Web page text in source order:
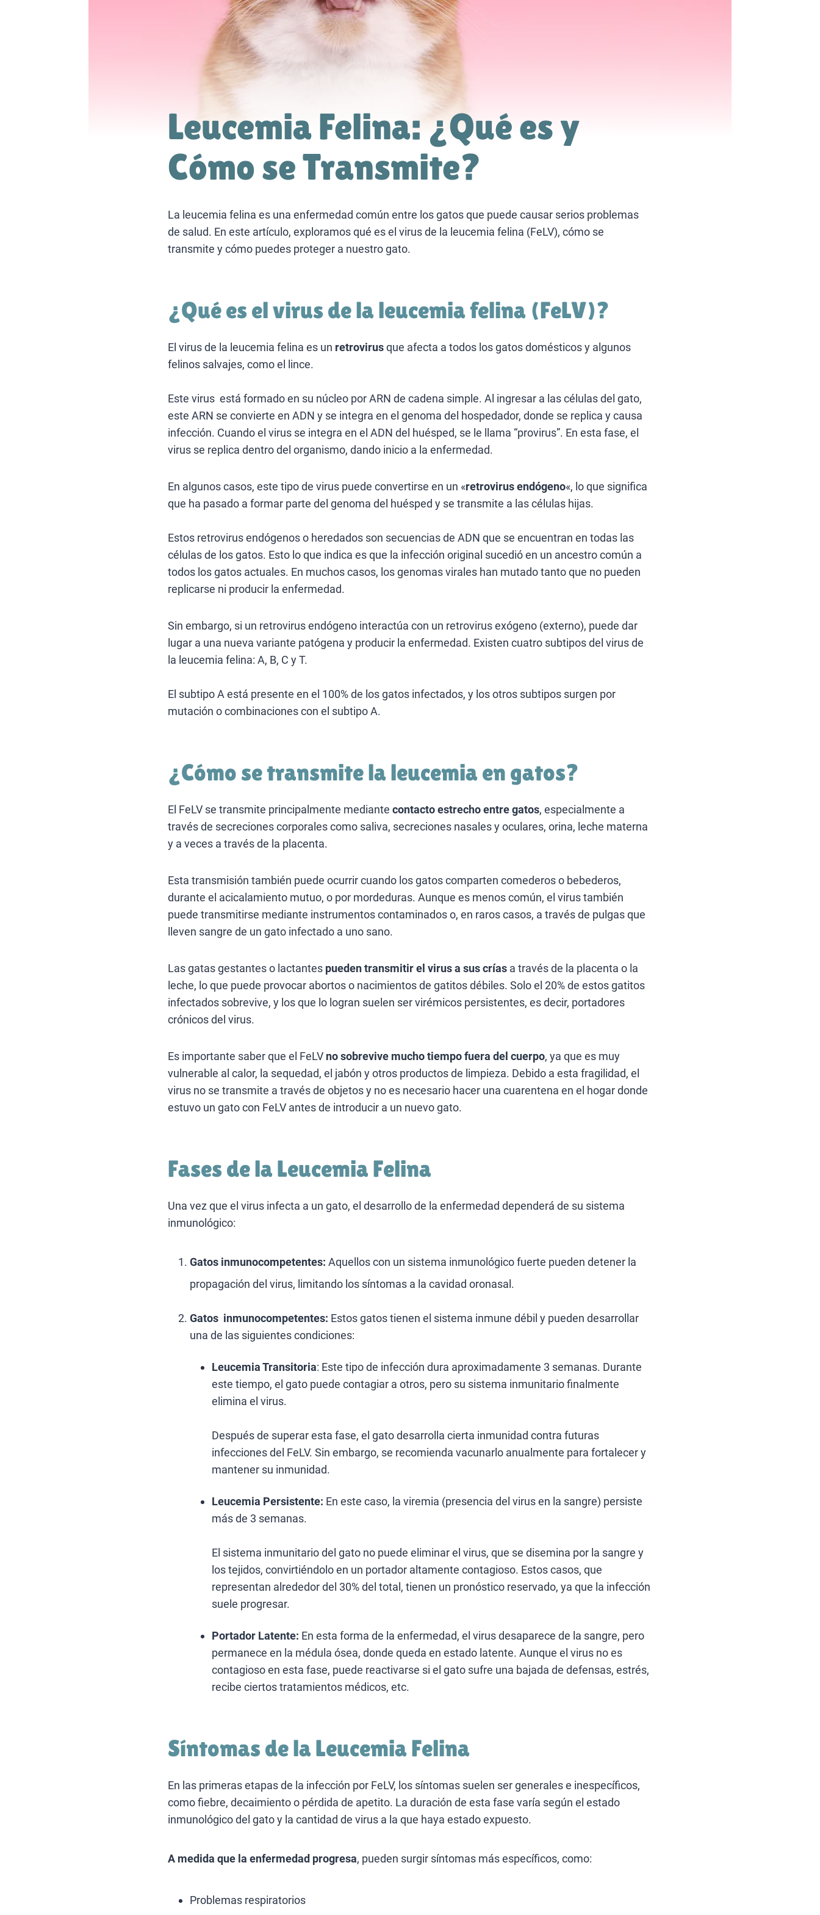
Leucemia Felina: ¿Qué es y
Cómo se Transmite?
La leucemia felina es una enfermedad común entre los gatos que puede causar serios problemas
de salud. En este artículo, exploramos qué es el virus de la leucemia felina (FeLV), cómo se
transmite y cómo puedes proteger a nuestro gato.
¿Qué es el virus de la leucemia felina (FeLV)?
El virus de la leucemia felina es un retrovirusque afecta a todos los gatos domésticos y algunos
felinos salvajes, como el lince.
Este virus está formado en su núcleo por ARN de cadena simple. Al ingresar a las células del gato,
este ARN se convierte en ADN y se integra en el genoma del hospedador, donde se replica y causa
infección. Cuando el virus se integra en el ADN del huésped, se le llama “provirus”. En esta fase, el
virus se replica dentro del organismo, dando inicio a la enfermedad.
En algunos casos, este tipo de virus puede convertirse en un «retrovirus endógeno«, lo que significa
que ha pasado a formar parte del genoma del huésped y se transmite a las células hijas.
Estos retrovirus endógenos o heredados son secuencias de ADN que se encuentran en todas las
células de los gatos. Esto lo que indica es que la infección original sucedió en un ancestro común a
todos los gatos actuales. En muchos casos, los genomas virales han mutado tanto que no pueden
replicarse ni producir la enfermedad.
Sin embargo, si un retrovirus endógeno interactúa con un retrovirus exógeno (externo), puede dar
lugar a una nueva variante patógena y producir la enfermedad. Existen cuatro subtipos del virus de
la leucemia felina: A, B, C y T.
El subtipo A está presente en el 100% de los gatos infectados, y los otros subtipos surgen por
mutación o combinaciones con el subtipo A.
¿Cómo se transmite la leucemia en gatos?
El FeLV se transmite principalmente mediante contacto estrecho entre gatos, especialmente a
través de secreciones corporales como saliva, secreciones nasales y oculares, orina, leche materna
y a veces a través de la placenta.
Esta transmisión también puede ocurrir cuando los gatos comparten comederos o bebederos,
durante el acicalamiento mutuo, o por mordeduras. Aunque es menos común, el virus también
puede transmitirse mediante instrumentos contaminados o, en raros casos, a través de pulgas que
lleven sangre de un gato infectado a uno sano.
Las gatas gestantes o lactantes pueden transmitir el virus a sus crías a través de la placenta o la
leche, lo que puede provocar abortos o nacimientos de gatitos débiles. Solo el 20% de estos gatitos
infectados sobrevive, y los que lo logran suelen ser virémicos persistentes, es decir, portadores
crónicos del virus.
Es importante saber que el FeLV no sobrevive mucho tiempo fuera del cuerpo, ya que es muy
vulnerable al calor, la sequedad, el jabón y otros productos de limpieza. Debido a esta fragilidad, el
virus no se transmite a través de objetos y no es necesario hacer una cuarentena en el hogar donde
estuvo un gato con FeLV antes de introducir a un nuevo gato.
Fases de la Leucemia Felina
Una vez que el virus infecta a un gato, el desarrollo de la enfermedad dependerá de su sistema
inmunológico:
Gatos inmunocompetentes: Aquellos con un sistema inmunológico fuerte pueden detener la
propagación del virus, limitando los síntomas a la cavidad oronasal.
Gatos inmunocompetentes: Estos gatos tienen el sistema inmune débil y pueden desarrollar
una de las siguientes condiciones:
Leucemia Transitoria: Este tipo de infección dura aproximadamente 3 semanas. Durante
este tiempo, el gato puede contagiar a otros, pero su sistema inmunitario finalmente
elimina el virus.
Después de superar esta fase, el gato desarrolla cierta inmunidad contra futuras
infecciones del FeLV. Sin embargo, se recomienda vacunarlo anualmente para fortalecer y
mantener su inmunidad.
Leucemia Persistente: En este caso, la viremia (presencia del virus en la sangre) persiste
más de 3 semanas.
El sistema inmunitario del gato no puede eliminar el virus, que se disemina por la sangre y
los tejidos, convirtiéndolo en un portador altamente contagioso. Estos casos, que
representan alrededor del 30% del total, tienen un pronóstico reservado, ya que la infección
suele progresar.
Portador Latente: En esta forma de la enfermedad, el virus desaparece de la sangre, pero
permanece en la médula ósea, donde queda en estado latente. Aunque el virus no es
contagioso en esta fase, puede reactivarse si el gato sufre una bajada de defensas, estrés,
recibe ciertos tratamientos médicos, etc.
Síntomas de la Leucemia Felina
En las primeras etapas de la infección por FeLV, los síntomas suelen ser generales e inespecíficos,
como fiebre, decaimiento o pérdida de apetito. La duración de esta fase varía según el estado
inmunológico del gato y la cantidad de virus a la que haya estado expuesto.
A medida que la enfermedad progresa, pueden surgir síntomas más específicos, como:
Problemas respiratorios